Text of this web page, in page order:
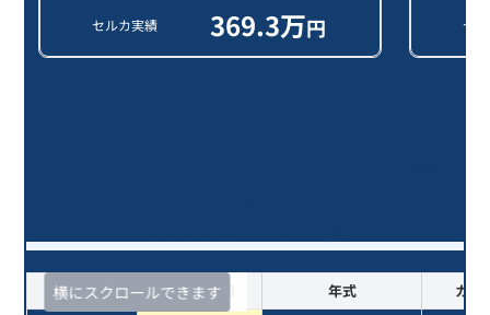
セルカ実績 369.3万円 セ
横にスクロールできます
査定時期 セルカ実績 年式 カラ